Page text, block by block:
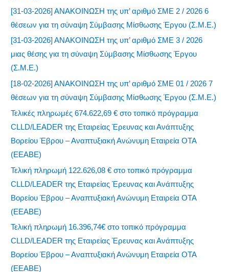
[31-03-2026] ΑΝΑΚΟΙΝΩΣΗ της υπ’ αριθμό ΣΜΕ 2 / 2026 6
θέσεων για τη σύναψη Σύμβασης Μίσθωσης Έργου (Σ.Μ.Ε.)
[31-03-2026] ΑΝΑΚΟΙΝΩΣΗ της υπ’ αριθμό ΣΜΕ 3 / 2026
μιας θέσης για τη σύναψη Σύμβασης Μίσθωσης Έργου
(Σ.Μ.Ε.)
[18-02-2026] ΑΝΑΚΟΙΝΩΣΗ της υπ’ αριθμό ΣΜΕ 01 / 2026 7
θέσεων για τη σύναψη Σύμβασης Μίσθωσης Έργου (Σ.Μ.Ε.)
Τελικές πληρωμές 674.622,69 € στο τοπικό πρόγραμμα
CLLD/LEADER της Εταιρείας Έρευνας και Ανάπτυξης
Βορείου Έβρου – Αναπτυξιακή Ανώνυμη Εταιρεία ΟΤΑ
(ΕΕΑΒΕ)
Τελική πληρωμή 122.626,08 € στο τοπικό πρόγραμμα
CLLD/LEADER της Εταιρείας Έρευνας και Ανάπτυξης
Βορείου Έβρου – Αναπτυξιακή Ανώνυμη Εταιρεία ΟΤΑ
(ΕΕΑΒΕ)
Τελική πληρωμή 16.396,74€ στο τοπικό πρόγραμμα
CLLD/LEADER της Εταιρείας Έρευνας και Ανάπτυξης
Βορείου Έβρου – Αναπτυξιακή Ανώνυμη Εταιρεία ΟΤΑ
(ΕΕΑΒΕ)